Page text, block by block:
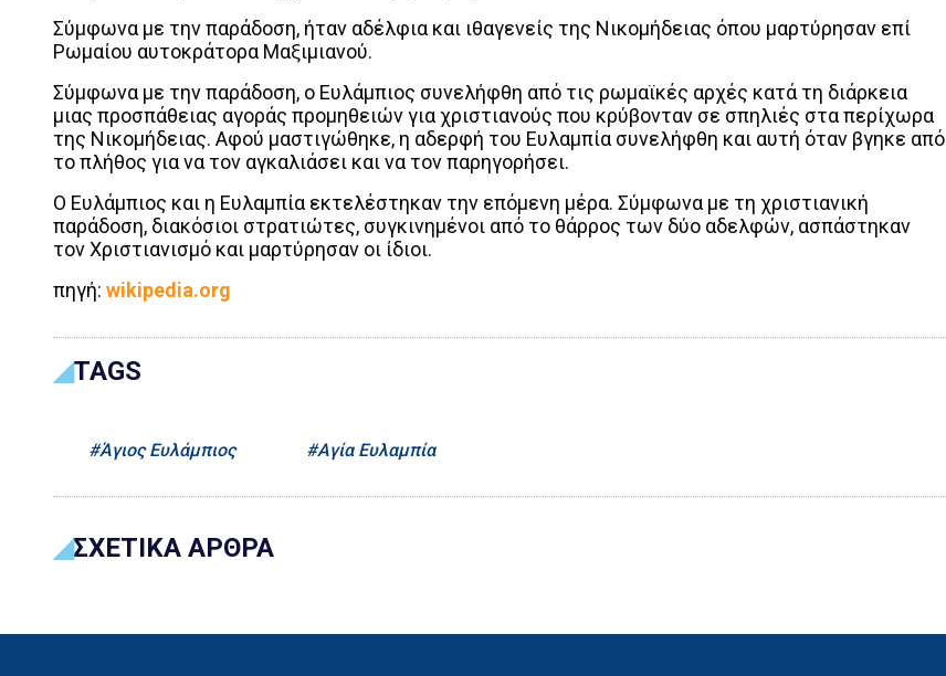
Σύμφωνα με την παράδοση, ήταν αδέλφια και ιθαγενείς της Νικομήδειας όπου μαρτύρησαν επί
Ρωμαίου αυτοκράτορα Μαξιμιανού.
Σύμφωνα με την παράδοση, ο Ευλάμπιος συνελήφθη από τις ρωμαϊκές αρχές κατά τη διάρκεια
μιας προσπάθειας αγοράς προμηθειών για χριστιανούς που κρύβονταν σε σπηλιές στα περίχωρα
της Νικομήδειας. Αφού μαστιγώθηκε, η αδερφή του Ευλαμπία συνελήφθη και αυτή όταν βγηκε από
το πλήθος για να τον αγκαλιάσει και να τον παρηγορήσει.
Ο Ευλάμπιος και η Ευλαμπία εκτελέστηκαν την επόμενη μέρα. Σύμφωνα με τη χριστιανική
παράδοση, διακόσιοι στρατιώτες, συγκινημένοι από το θάρρος των δύο αδελφών, ασπάστηκαν
τον Χριστιανισμό και μαρτύρησαν οι ίδιοι.
πηγή: wikipedia.org
TAGS
Άγιος Ευλάμπιος Αγία Ευλαμπία
ΣΧΕΤΙΚΑ ΑΡΘΡΑ